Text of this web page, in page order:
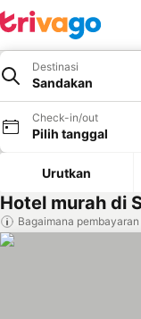
Destinasi
Sandakan
Check-in/out
Pilih tanggal
Urutkan
Hotel murah di
Bagaimana